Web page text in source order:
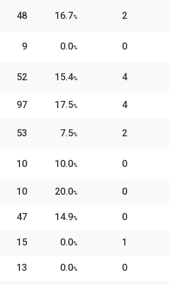
48 16.7% 2
9 0.0% 0
52 15.4% 4
97 17.5% 4
53 7.5% 2
10 10.0% 0
10 20.0% 0
47 14.9% 0
15 0.0% 1
13 0.0% 0